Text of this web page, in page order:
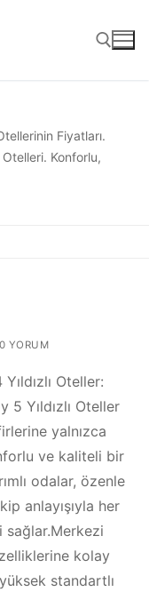
Fiyatları.
Otelleri. Konforlu,
0 YORUM
Oteller:
5 Yıldızlı Oteller
yalnızca
ve kaliteli bir
odalar, özenle
anlayışıyla her
sağlar.Merkezi
kolay
standartlı